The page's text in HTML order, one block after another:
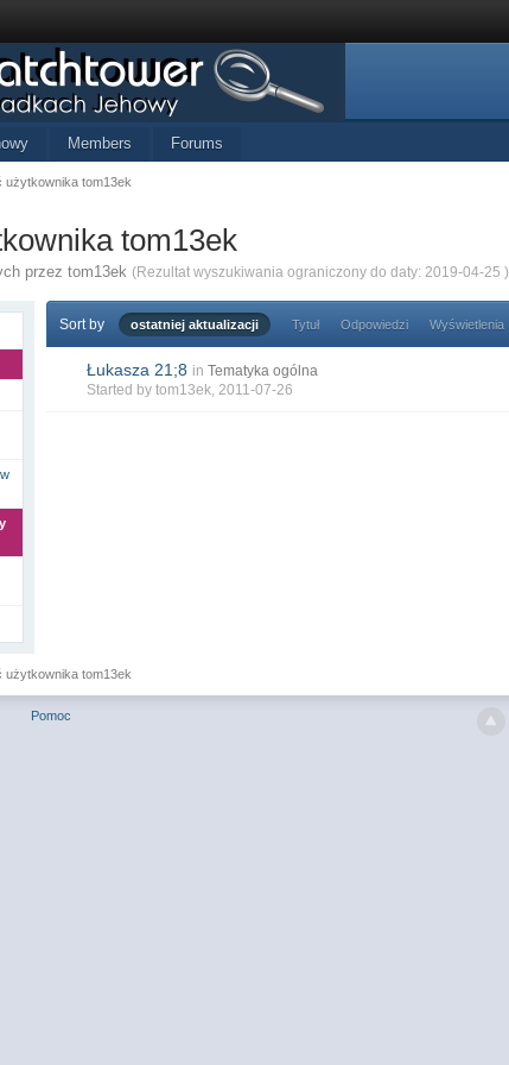
Members Forums
użytkownika tom13ek
tom13ek
przez tom13ek (Rezultat wyszukiwania ograniczony do daty: 2019-04-25 )
Sort by ostatniej aktualizacji Tytuł Odpowiedzi Wyświetlenia
Łukasza 21;8 in Tematyka ogólna
Started bytom13ek, 2011-07-26
użytkownika tom13ek
Pomoc